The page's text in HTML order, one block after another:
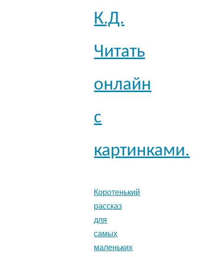
К.Д.
Читать
онлайн
с
картинками.
Коротенький
рассказ
для
самых
маленьких